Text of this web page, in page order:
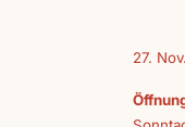
27.